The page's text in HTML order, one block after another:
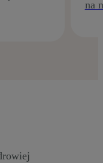
na